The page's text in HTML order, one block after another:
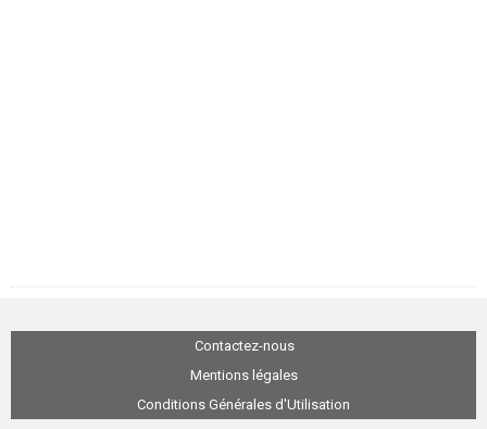
Contactez-nous
Mentions légales
Conditions Générales d'Utilisation